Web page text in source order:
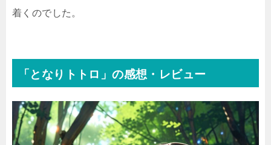
着くのでした。
「となりトトロ」の感想・レビュー